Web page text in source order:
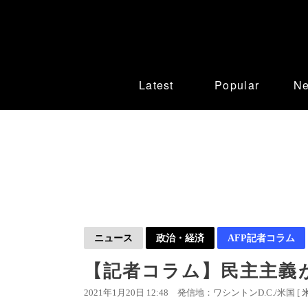
Latest Popular
ニュース 政治・経済 AFP記者コラム
【記者コラム】民主主
2021年1月20日 12:48 発信地：ワシントンD.C./米国 [